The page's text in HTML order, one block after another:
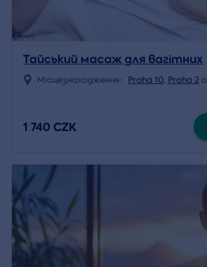
Тайський масаж для вагітних
Місцезнаходження: Praha 10, Praha 2 a
1 740 CZK